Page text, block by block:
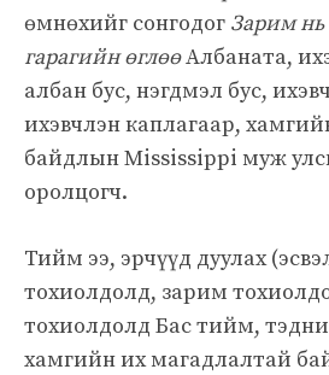
өмнөхийг сонгодог Зарим нь
гарагийн өглөөАлбаната,
албан бус, нэгдмэл бус,
ихэвчлэн каплагаар,
байдлын Mississippi муж
оролцогч.
Тийм ээ, эрчүүд дуулах
тохиолдолд, зарим
тохиолдолд Бас тийм,
хамгийн их магадлалтай